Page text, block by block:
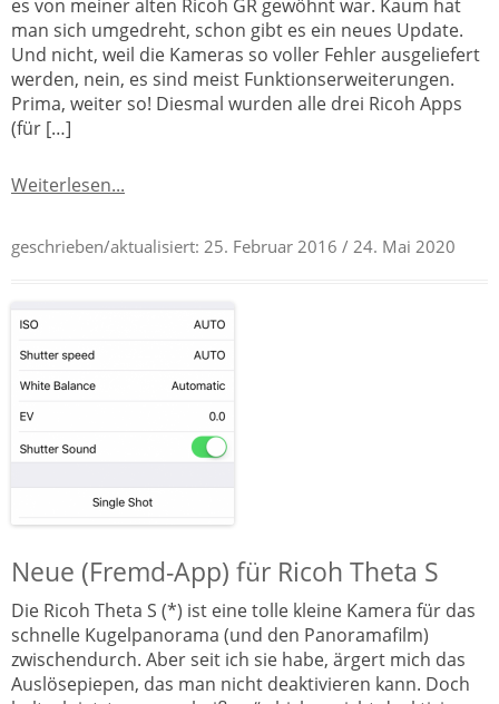
es von meiner alten Ricoh GR gewöhnt war. Kaum hat
man sich umgedreht, schon gibt es ein neues Update.
Und nicht, weil die Kameras so voller Fehler ausgeliefert
werden, nein, es sind meist Funktionserweiterungen.
Prima, weiter so! Diesmal wurden alle drei Ricoh Apps
(für […]
Weiterlesen...
geschrieben/aktualisiert: 25. Februar 2016 / 24. Mai 2020
Neue (Fremd-App) für Ricoh Theta S
Die Ricoh Theta S (*) ist eine tolle kleine Kamera für das
schnelle Kugelpanorama (und den Panoramafilm)
zwischendurch. Aber seit ich sie habe, ärgert mich das
Auslösepiepen, das man nicht deaktivieren kann. Doch